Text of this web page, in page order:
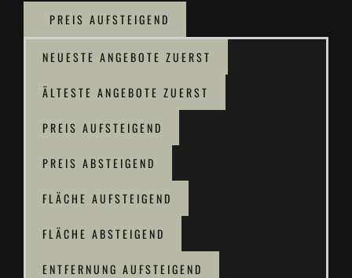
PREIS AUFSTEIGEND
NEUESTE ANGEBOTE ZUERST
ÄLTESTE ANGEBOTE ZUERST
PREIS AUFSTEIGEND
PREIS ABSTEIGEND
FLÄCHE AUFSTEIGEND
FLÄCHE ABSTEIGEND
ENTFERNUNG AUFSTEIGEND